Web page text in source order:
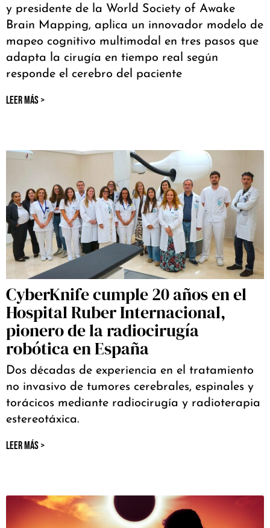
y presidente de la World Society of Awake
Brain Mapping, aplica un innovador modelo de
mapeo cognitivo multimodal en tres pasos que
adapta la cirugía en tiempo real según
responde el cerebro del paciente
LEER MÁS >
CyberKnife cumple 20 años en el
Hospital Ruber Internacional,
pionero de la radiocirugía
robótica en España
Dos décadas de experiencia en el tratamiento
no invasivo de tumores cerebrales, espinales y
torácicos mediante radiocirugía y radioterapia
estereotáxica.
LEER MÁS >